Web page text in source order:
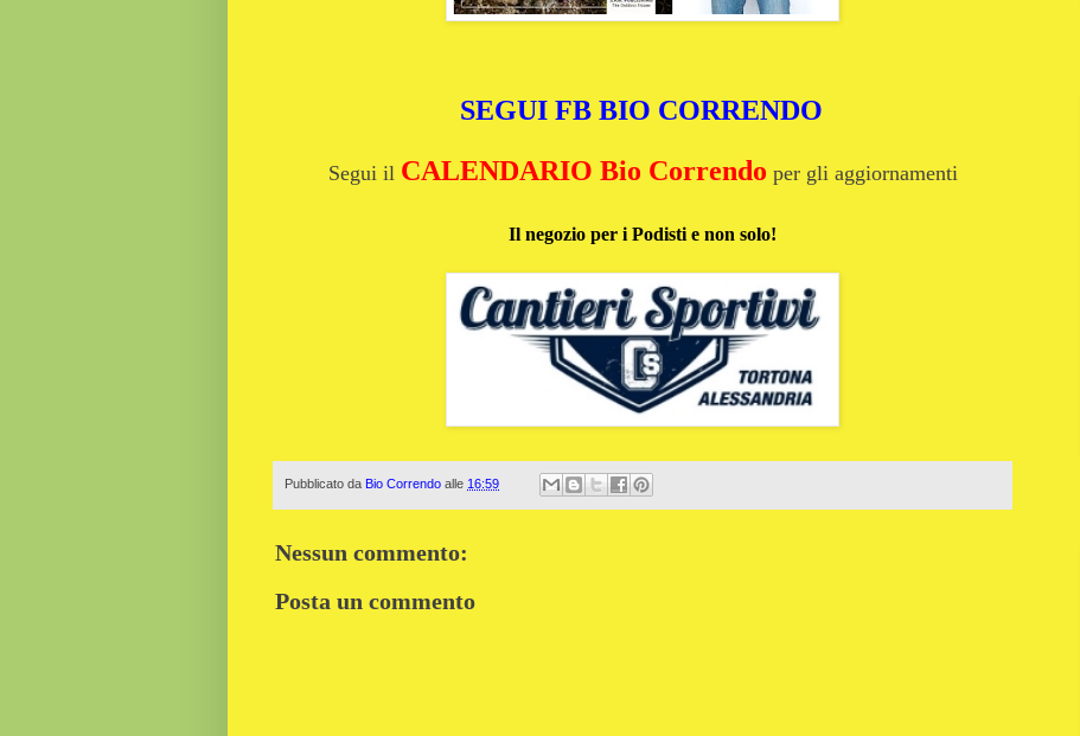
SEGUI FB BIO CORRENDO
Segui il CALENDARIO Bio Correndo per gli aggiornamenti
Il negozio per i Podisti e non solo!
Pubblicato da Bio Correndo alle 16:59
Nessun commento:
Posta un commento